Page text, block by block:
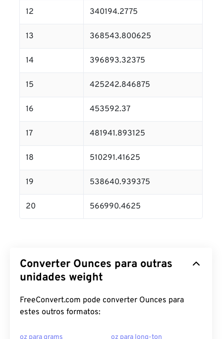
12 340194.2775
13 368543.800625
14 396893.32375
15 425242.846875
16 453592.37
17 481941.893125
18 510291.41625
19 538640.939375
20 566990.4625
Converter Ounces para outras
unidades weight
FreeConvert.com pode converter Ounces para
estes outros formatos:
oz para grams oz para long-ton